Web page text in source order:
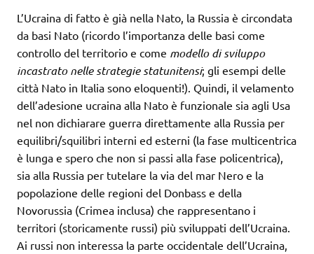
L’Ucraina di fatto è già nella Nato, la Russia è circondata
da basi Nato (ricordo l’importanza delle basi come
controllo del territorio e come modello di sviluppo
incastrato nelle strategie statunitensi; gli esempi delle
città Nato in Italia sono eloquenti!). Quindi, il velamento
dell’adesione ucraina alla Nato è funzionale sia agli Usa
nel non dichiarare guerra direttamente alla Russia per
equilibri/squilibri interni ed esterni (la fase multicentrica
è lunga e spero che non si passi alla fase policentrica),
sia alla Russia per tutelare la via del mar Nero e la
popolazione delle regioni del Donbass e della
Novorussia (Crimea inclusa) che rappresentano i
territori (storicamente russi) più sviluppati dell’Ucraina.
Ai russi non interessa la parte occidentale dell’Ucraina,